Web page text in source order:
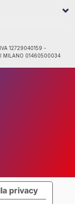
12729040159 -
MILANO 01460500034
privacy